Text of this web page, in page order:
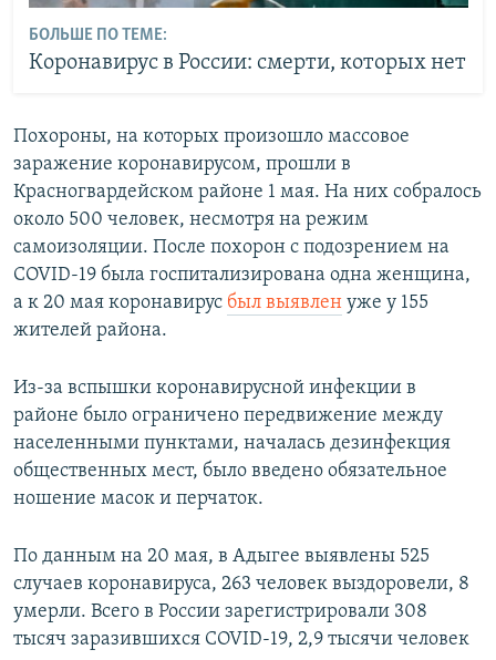
БОЛЬШЕ ПО ТЕМЕ:
Коронавирус в России: смерти, которых нет
Похороны, на которых произошло массовое
заражение коронавирусом, прошли в
Красногвардейском районе 1 мая. На них собралось
около 500 человек, несмотря на режим
самоизоляции. После похорон с подозрением на
COVID-19 была госпитализирована одна женщина,
а к 20 мая коронавирус был выявлен уже у 155
жителей района.
Из-за вспышки коронавирусной инфекции в
районе было ограничено передвижение между
населенными пунктами, началась дезинфекция
общественных мест, было введено обязательное
ношение масок и перчаток.
По данным на 20 мая, в Адыгее выявлены 525
случаев коронавируса, 263 человек выздоровели, 8
умерли. Всего в России зарегистрировали 308
тысяч заразившихся COVID-19, 2,9 тысячи человек